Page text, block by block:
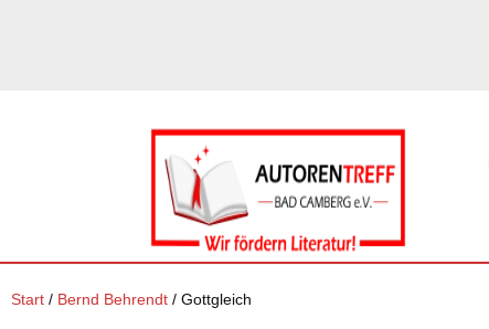
Start / Bernd Behrendt / Gottgleich